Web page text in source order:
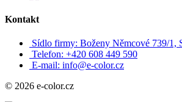
Kontakt
Sídlo firmy: Boženy Němcové 739/1,
Telefon: +420 608 449 590
E-mail: info@e-color.cz
© 2026 e-color.cz